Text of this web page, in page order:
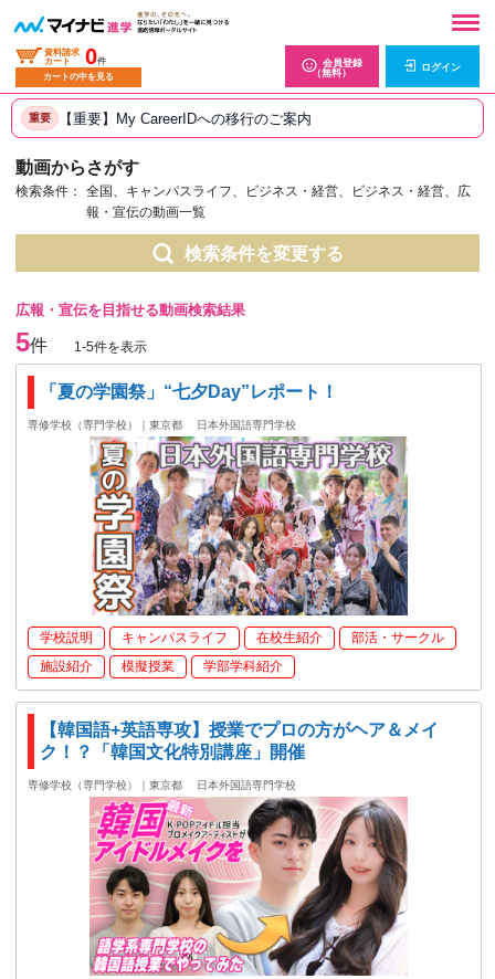
資料請求
カート
0件
カートの中を見る
会員登録
（無料）
ログイン
重要 【重要】My CareerIDへの移行のご案内
動画からさがす
検索条件：
全国、キャンパスライフ、ビジネス・経営、ビジネス・経営、広
報・宣伝の動画一覧
検索条件を変更する
広報・宣伝を目指せる動画検索結果
5件 1-5件を表示
「夏の学園祭」“七夕Day”レポート！
専修学校（専門学校）｜東京都 日本外国語専門学校
学校説明 キャンパスライフ 在校生紹介
部活・サークル
施設紹介
模擬授業 学部学科紹介
【韓国語+英語専攻】授業でプロの方がヘア＆メイ
ク！？「韓国文化特別講座」開催
専修学校（専門学校）｜東京都 日本外国語専門学校